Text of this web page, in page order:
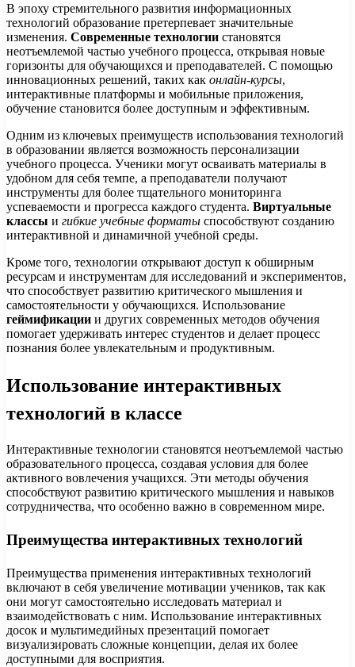
В эпоху стремительного развития информационных
технологий образование претерпевает значительные
изменения. Современные технологии становятся
неотъемлемой частью учебного процесса, открывая новые
горизонты для обучающихся и преподавателей. С помощью
инновационных решений, таких как онлайн-курсы,
интерактивные платформы и мобильные приложения,
обучение становится более доступным и эффективным.
Одним из ключевых преимуществ использования технологий
в образовании является возможность персонализации
учебного процесса. Ученики могут осваивать материалы в
удобном для себя темпе, а преподаватели получают
инструменты для более тщательного мониторинга
успеваемости и прогресса каждого студента. Виртуальные
классы и гибкие учебные форматы способствуют созданию
интерактивной и динамичной учебной среды.
Кроме того, технологии открывают доступ к обширным
ресурсам и инструментам для исследований и экспериментов,
что способствует развитию критического мышления и
самостоятельности у обучающихся. Использование
геймификации и других современных методов обучения
помогает удерживать интерес студентов и делает процесс
познания более увлекательным и продуктивным.
Использование интерактивных
технологий в классе
Интерактивные технологии становятся неотъемлемой частью
образовательного процесса, создавая условия для более
активного вовлечения учащихся. Эти методы обучения
способствуют развитию критического мышления и навыков
сотрудничества, что особенно важно в современном мире.
Преимущества интерактивных технологий
Преимущества применения интерактивных технологий
включают в себя увеличение мотивации учеников, так как
они могут самостоятельно исследовать материал и
взаимодействовать с ним. Использование интерактивных
досок и мультимедийных презентаций помогает
визуализировать сложные концепции, делая их более
доступными для восприятия.